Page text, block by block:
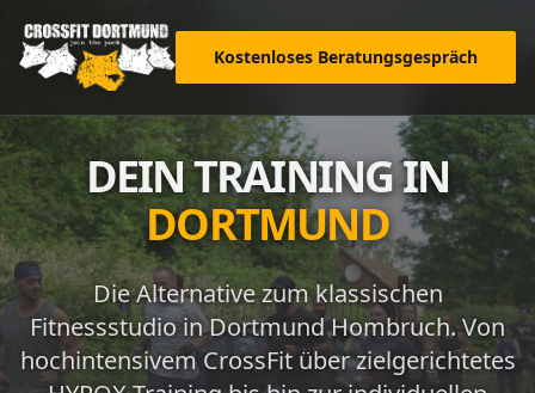
Kostenloses Beratungsgespräch
DEIN TRAINING IN
DORTMUND
Die Alternative zum klassischen
Fitnessstudio in Dortmund Hombruch. Von
hochintensivem CrossFit über zielgerichtetes